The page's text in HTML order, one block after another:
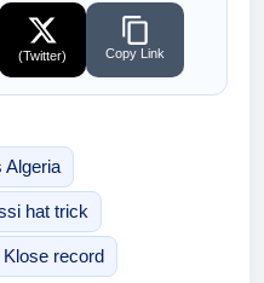
(Twitter) Copy Link
Algeria
hat trick
record